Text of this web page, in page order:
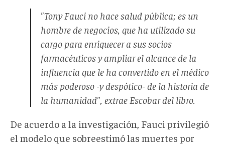
"Tony Fauci no hace salud pública; es un
hombre de negocios, que ha utilizado su
cargo para enriquecer a sus socios
farmacéuticos y ampliar el alcance de la
influencia que le ha convertido en el médico
más poderoso -y despótico- de la historia de
la humanidad", extrae Escobar del libro.
De acuerdo a la investigación, Fauci privilegió
el modelo que sobreestimó las muertes por